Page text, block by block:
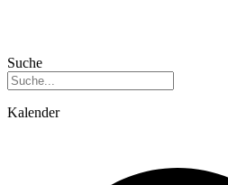
Suche
Kalender